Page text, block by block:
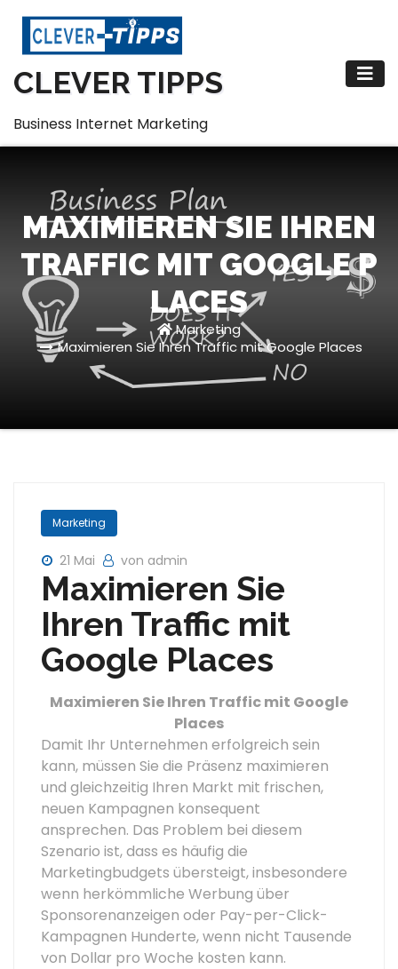
Inhalt
springen
CLEVER TIPPS
Business Internet Marketing
MAXIMIEREN SIE IHREN
TRAFFIC MIT GOOGLE P
LACES
Marketing
Maximieren Sie Ihren Traffic mit Google Places
Marketing
21 Mai von admin
Maximieren Sie
Ihren Traffic mit
Google Places
Maximieren Sie Ihren Traffic mit Google
Places
Damit Ihr Unternehmen erfolgreich sein
kann, müssen Sie die Präsenz maximieren
und gleichzeitig Ihren Markt mit frischen,
neuen Kampagnen konsequent
ansprechen. Das Problem bei diesem
Szenario ist, dass es häufig die
Marketingbudgets übersteigt, insbesondere
wenn herkömmliche Werbung über
Sponsorenanzeigen oder Pay-per-Click-
Kampagnen Hunderte, wenn nicht Tausende
von Dollar pro Woche kosten kann.